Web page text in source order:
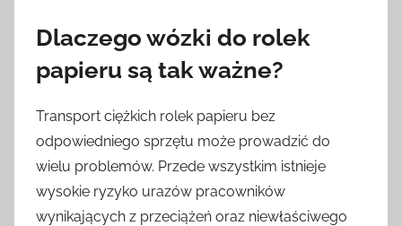
Dlaczego wózki do rolek
papieru są tak ważne?
Transport ciężkich rolek papieru bez
odpowiedniego sprzętu może prowadzić do
wielu problemów. Przede wszystkim istnieje
wysokie ryzyko urazów pracowników
wynikających z przeciążeń oraz niewłaściwego